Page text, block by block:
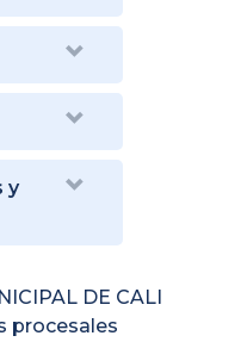
y
DE CALI
procesales